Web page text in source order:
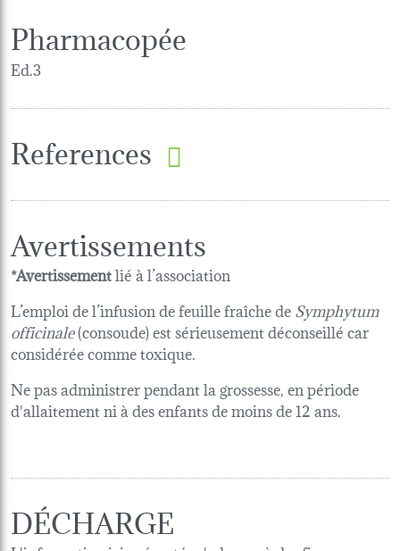
Pharmacopée
Ed.3
References
Avertissements
*Avertissementlié à l’association
L’emploi de l’infusion de feuille fraîche deSymphytum
officinale(consoude) est sérieusement déconseillé car
considérée comme toxique.
Ne pas administrer pendant la grossesse, en période
d'allaitement ni à des enfants de moins de 12 ans.
DÉCHARGE